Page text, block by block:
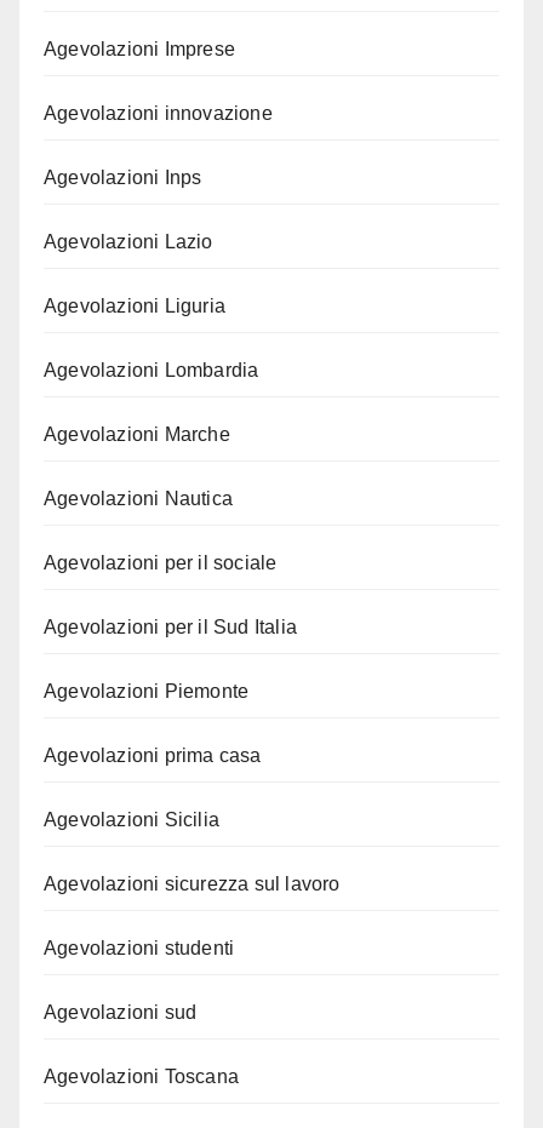
Agevolazioni Imprese
Agevolazioni innovazione
Agevolazioni Inps
Agevolazioni Lazio
Agevolazioni Liguria
Agevolazioni Lombardia
Agevolazioni Marche
Agevolazioni Nautica
Agevolazioni per il sociale
Agevolazioni per il Sud Italia
Agevolazioni Piemonte
Agevolazioni prima casa
Agevolazioni Sicilia
Agevolazioni sicurezza sul lavoro
Agevolazioni studenti
Agevolazioni sud
Agevolazioni Toscana